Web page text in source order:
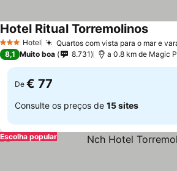
3 EstrelasHotel Quartos com vista para o mar e
Hotel Ritual TorremolinosVer
8,1 Muito boa 8.731 a 0.8 km de Magic
De € 77
Consulte os preços de 15 sites
Escolha popular